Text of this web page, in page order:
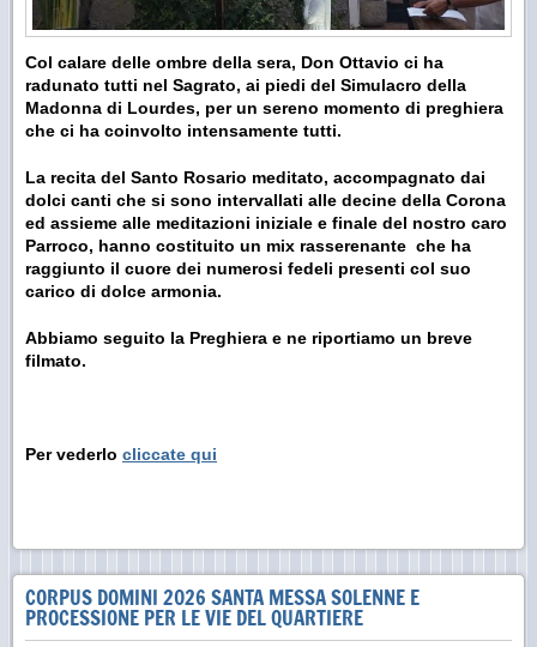
Col calare delle ombre della sera, Don Ottavio ci ha
radunato tutti nel Sagrato, ai piedi del Simulacro della
Madonna di Lourdes, per un sereno momento di preghiera
che ci ha coinvolto intensamente tutti.
La recita del Santo Rosario meditato, accompagnato dai
dolci canti che si sono intervallati alle decine della Corona
ed assieme alle meditazioni iniziale e finale del nostro caro
Parroco, hanno costituito un mix rasserenante che ha
raggiunto il cuore dei numerosi fedeli presenti col suo
carico di dolce armonia.
Abbiamo seguito la Preghiera e ne riportiamo un breve
filmato.
Per vederlo cliccate qui
CORPUS DOMINI 2026 SANTA MESSA SOLENNE E
PROCESSIONE PER LE VIE DEL QUARTIERE